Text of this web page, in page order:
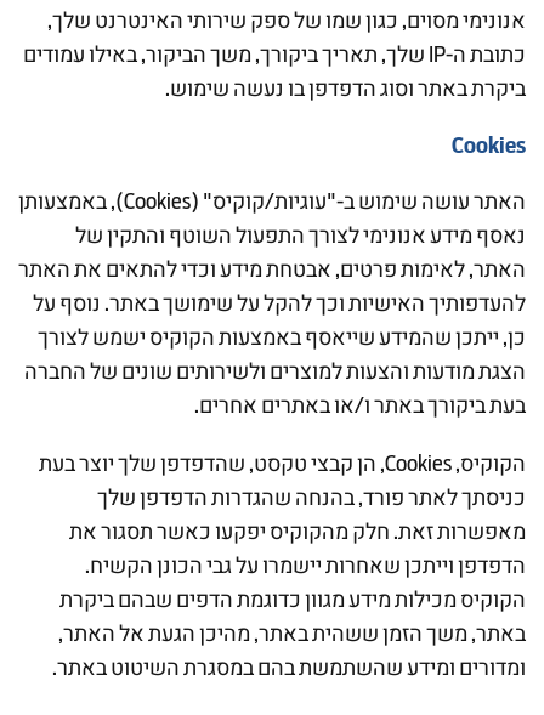
אנונימי מסוים, כגון שמו של ספק שירותי האינטרנט שלך,
כתובת ה-IP שלך, תאריך ביקורך, משך הביקור, באילו עמודים
ביקרת באתר וסוג הדפדפן בו נעשה שימוש.
Cookies
האתר עושה שימוש ב-"עוגיות/קוקיס" (Cookies), באמצעותן
נאסף מידע אנונימי לצורך התפעול השוטף והתקין של
האתר, לאימות פרטים, אבטחת מידע וכדי להתאים את האתר
להעדפותיך האישיות וכך להקל על שימושך באתר. נוסף על
כן, ייתכן שהמידע שייאסף באמצעות הקוקיס ישמש לצורך
הצגת מודעות והצעות למוצרים ולשירותים שונים של החברה
בעת ביקורך באתר ו/או באתרים אחרים.
הקוקיס, Cookies, הן קבצי טקסט, שהדפדפן שלך יוצר בעת
כניסתך לאתר פורד, בהנחה שהגדרות הדפדפן שלך
מאפשרות זאת. חלק מהקוקיס יפקעו כאשר תסגור את
הדפדפן וייתכן שאחרות יישמרו על גבי הכונן הקשיח.
הקוקיס מכילות מידע מגוון כדוגמת הדפים שבהם ביקרת
באתר, משך הזמן ששהית באתר, מהיכן הגעת אל האתר,
ומדורים ומידע שהשתמשת בהם במסגרת השיטוט באתר.